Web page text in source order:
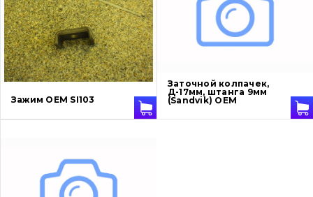
Ножи, режущие кромки
Защита (ковша, адаптера)
Подушки амортизационные
Гидравлика
написати
листа
Зажим OEM SI103
Заточной колпачек,
Д-17мм, штанга 9мм
(Sandvik) OEM